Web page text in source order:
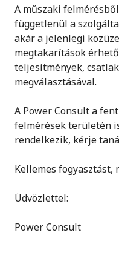
A műszaki
függetlenül a
akár a jelenlegi
megtakarítások
teljesítmények,
megválasztásával.
A Power Consult a
felmérések területén
rendelkezik, kérje
Kellemes fogyasztást,
Üdvözlettel:
Power Consult